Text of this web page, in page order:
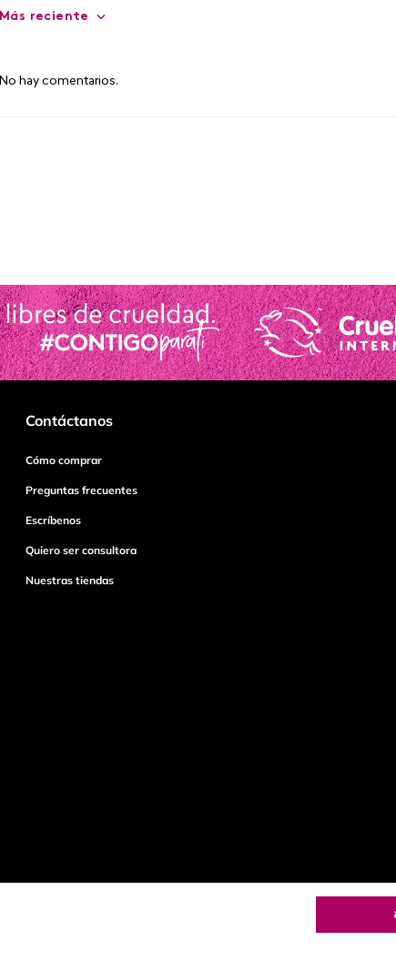
Más reciente
No hay comentarios.
Contáctanos
Cómo comprar
Preguntas frecuentes
Escríbenos
Quiero ser consultora
Nuestras tiendas